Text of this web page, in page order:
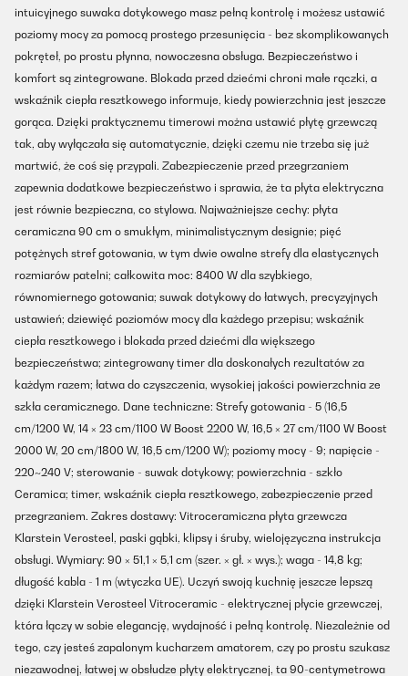
intuicyjnego suwaka dotykowego masz pełną kontrolę i możesz ustawić
poziomy mocy za pomocą prostego przesunięcia - bez skomplikowanych
pokręteł, po prostu płynna, nowoczesna obsługa. Bezpieczeństwo i
komfort są zintegrowane. Blokada przed dziećmi chroni małe rączki, a
wskaźnik ciepła resztkowego informuje, kiedy powierzchnia jest jeszcze
gorąca. Dzięki praktycznemu timerowi można ustawić płytę grzewczą
tak, aby wyłączała się automatycznie, dzięki czemu nie trzeba się już
martwić, że coś się przypali. Zabezpieczenie przed przegrzaniem
zapewnia dodatkowe bezpieczeństwo i sprawia, że ta płyta elektryczna
jest równie bezpieczna, co stylowa. Najważniejsze cechy: płyta
ceramiczna 90 cm o smukłym, minimalistycznym designie; pięć
potężnych stref gotowania, w tym dwie owalne strefy dla elastycznych
rozmiarów patelni; całkowita moc: 8400 W dla szybkiego,
równomiernego gotowania; suwak dotykowy do łatwych, precyzyjnych
ustawień; dziewięć poziomów mocy dla każdego przepisu; wskaźnik
ciepła resztkowego i blokada przed dziećmi dla większego
bezpieczeństwa; zintegrowany timer dla doskonałych rezultatów za
każdym razem; łatwa do czyszczenia, wysokiej jakości powierzchnia ze
szkła ceramicznego. Dane techniczne: Strefy gotowania - 5 (16,5
cm/1200 W, 14 × 23 cm/1100 W Boost 2200 W, 16,5 × 27 cm/1100 W Boost
2000 W, 20 cm/1800 W, 16,5 cm/1200 W); poziomy mocy - 9; napięcie -
220~240 V; sterowanie - suwak dotykowy; powierzchnia - szkło
Ceramica; timer, wskaźnik ciepła resztkowego, zabezpieczenie przed
przegrzaniem. Zakres dostawy: Vitroceramiczna płyta grzewcza
Klarstein Verosteel, paski gąbki, klipsy i śruby, wielojęzyczna instrukcja
obsługi. Wymiary: 90 × 51,1 × 5,1 cm (szer. × gł. × wys.); waga - 14,8 kg;
długość kabla - 1 m (wtyczka UE). Uczyń swoją kuchnię jeszcze lepszą
dzięki Klarstein Verosteel Vitroceramic - elektrycznej płycie grzewczej,
która łączy w sobie elegancję, wydajność i pełną kontrolę. Niezależnie od
tego, czy jesteś zapalonym kucharzem amatorem, czy po prostu szukasz
niezawodnej, łatwej w obsłudze płyty elektrycznej, ta 90-centymetrowa